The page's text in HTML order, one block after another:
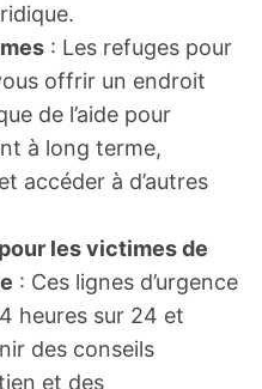
: Les refuges pour
offrir un endroit
de l’aide pour
à long terme,
accéder à d’autres
les victimes de
: Ces lignes d’urgence
heures sur 24 et
des conseils
et des